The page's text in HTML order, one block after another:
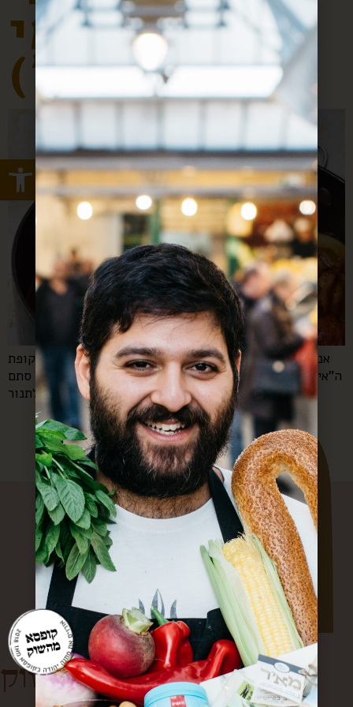
Open toolbar
על עצמי
משהו”)
אני כנראה בתקופת הפרגיות שלי, (שהולכת מצויין עם תקופת
ה”אין לי זמן” שלי). פרגית זה כל כך קל. זה כמו דג. אפשר סתם
להכניס לתנור […]
קופסא מהשוק